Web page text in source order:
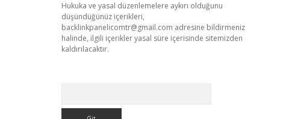
Hukuka ve yasal düzenlemelere aykırı olduğunu
düşündüğünüz içerikleri,
backlinkpanelicomtr@gmail.com adresine bildirmeniz
halinde, ilgili içerikler yasal süre içerisinde sitemizden
kaldırılacaktır.